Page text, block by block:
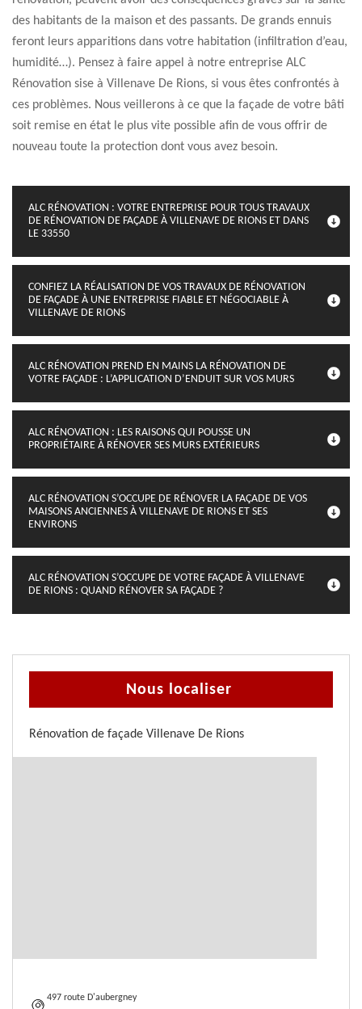
des habitants de la maison et des passants. De grands ennuis
feront leurs apparitions dans votre habitation (infiltration d’eau,
humidité…). Pensez à faire appel à notre entreprise ALC
Rénovation sise à Villenave De Rions, si vous êtes confrontés à
ces problèmes. Nous veillerons à ce que la façade de votre bâti
soit remise en état le plus vite possible afin de vous offrir de
nouveau toute la protection dont vous avez besoin.
ALC RÉNOVATION : VOTRE ENTREPRISE POUR TOUS TRAVAUX
DE RÉNOVATION DE FAÇADE À VILLENAVE DE RIONS ET DANS
LE 33550
CONFIEZ LA RÉALISATION DE VOS TRAVAUX DE RÉNOVATION
DE FAÇADE À UNE ENTREPRISE FIABLE ET NÉGOCIABLE À
VILLENAVE DE RIONS
ALC RÉNOVATION PREND EN MAINS LA RÉNOVATION DE
VOTRE FAÇADE : L’APPLICATION D’ENDUIT SUR VOS MURS
ALC RÉNOVATION : LES RAISONS QUI POUSSE UN
PROPRIÉTAIRE À RÉNOVER SES MURS EXTÉRIEURS
ALC RÉNOVATION S’OCCUPE DE RÉNOVER LA FAÇADE DE VOS
MAISONS ANCIENNES À VILLENAVE DE RIONS ET SES
ENVIRONS
ALC RÉNOVATION S’OCCUPE DE VOTRE FAÇADE À VILLENAVE
DE RIONS : QUAND RÉNOVER SA FAÇADE ?
Nous localiser
Rénovation de façade Villenave De Rions
497 route D'aubergney